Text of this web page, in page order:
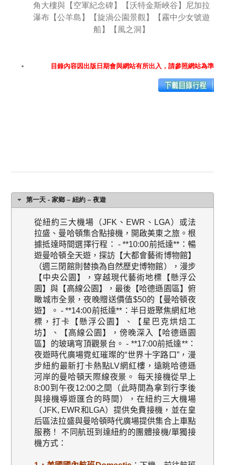
角大樓與【空軍紀念碑】【沃特金斯峽谷】尼加拉
瀑布【公羊島】【旋渦公園景觀】【霧中少女號遊
船】【風之洞】
目錄內容因出版日期會與網站有所出入，請參照網站為準
第一天 - 家鄉 – 紐約 – 夜遊
從紐約三大機場（JFK、EWR、LGA）或法
拉盛、曼哈頓集合點接機，開啟美東之旅。根
據抵達時間選擇行程： - **10:00前抵達**：暢
遊曼哈頓全天遊，探訪【大都會藝術博物館】
（週三閉館則替換為自然歷史博物館），漫步
【中央公園】，穿越現代藝術地標【懸浮公
園】與【高線公園】，最後【哈德遜園區】俯
瞰城市全景，夜晚贈送價值$50的【曼哈頓夜
遊】。 - **14:00前抵達**：半日遊聚焦網紅地
標，打卡【懸浮公園】、【星巴克烘焙工
坊】、【高線公園】，傍晚深入【哈德遜園
區】的玻璃穹頂觀景台。 - **17:00前抵達**：
夜遊時代廣場霓虹璀璨的“世界十字路口”，漫
步紐約最新打卡熱點LV網紅樓，遠眺哈德遜
河岸的曼哈頓天際線夜景。 每天接機從早上
8:00到午夜12:00之間（此時間為拿到行李後
與接機導遊匯合的時間），在紐約三大機場
（JFK, EWR和LGA）提供免費接機，並在皇
后區法拉盛與曼哈頓時代廣場提供集合上車點
服務！ 不同航班到達紐約的團體接機/單獨接
機方式：